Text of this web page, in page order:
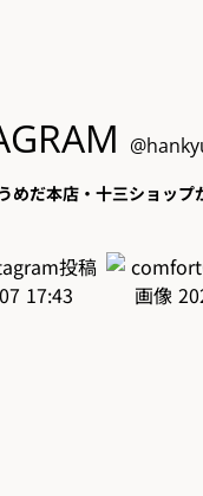
めだ本店・十三ショップ